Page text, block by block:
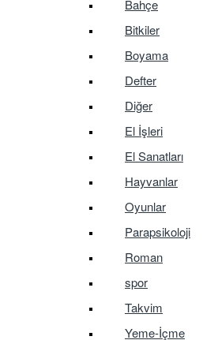
Bahçe
Bitkiler
Boyama
Defter
Diğer
El İşleri
El Sanatları
Hayvanlar
Oyunlar
Parapsikoloji
Roman
spor
Takvim
Yeme-İçme